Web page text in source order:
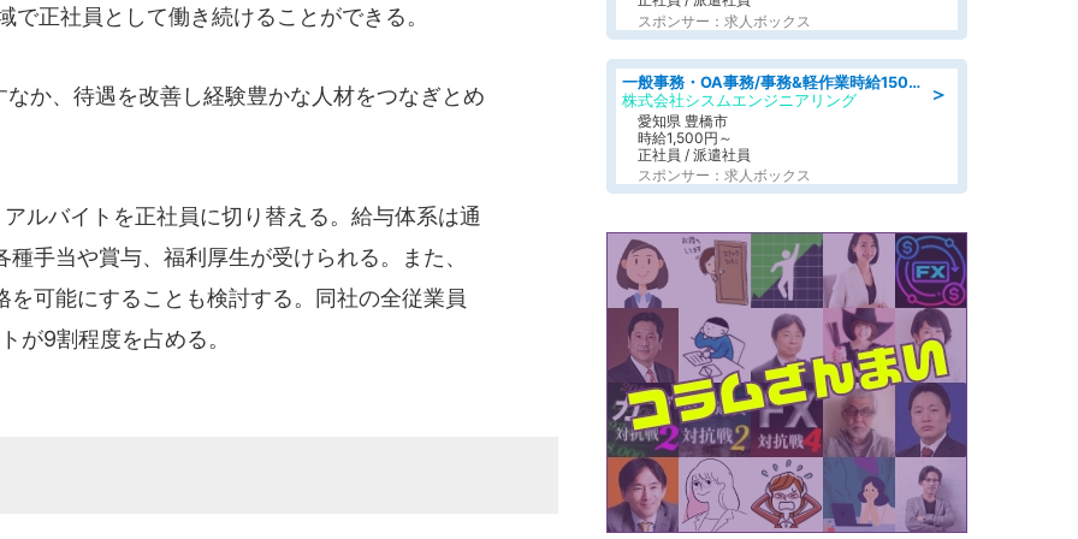
正社員として働き続けることができる。
か、待遇を改善し経験豊かな人材をつなぎとめ
ルバイトを正社員に切り替える。給与体系は通
手当や賞与、福利厚生が受けられる。また、
可能にすることも検討する。同社の全従業員
が9割程度を占める。
スポンサー：求人ボックス
＞
一般事務・OA事務/事務&軽作業時給1500円土日祝休み各種社保完備
株式会社シスムエンジニアリング
愛知県 豊橋市
時給1,500円～
正社員 / 派遣社員
スポンサー：求人ボックス